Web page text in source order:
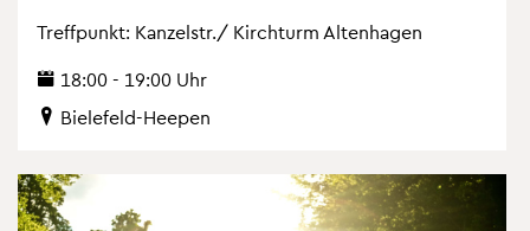
Treff­punkt: Kan­zel­str./ Kirch­turm Al­ten­ha­gen
18:00 - 19:00 Uhr
Bie­le­feld-Hee­pen